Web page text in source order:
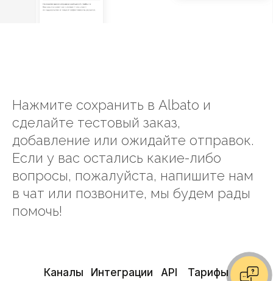
Нажмите сохранить в Albato и
сделайте тестовый заказ,
добавление или ожидайте отправок.
Если у вас остались какие-либо
вопросы, пожалуйста, напишите нам
в чат или позвоните, мы будем рады
помочь!
Каналы API Тарифы
Интеграции